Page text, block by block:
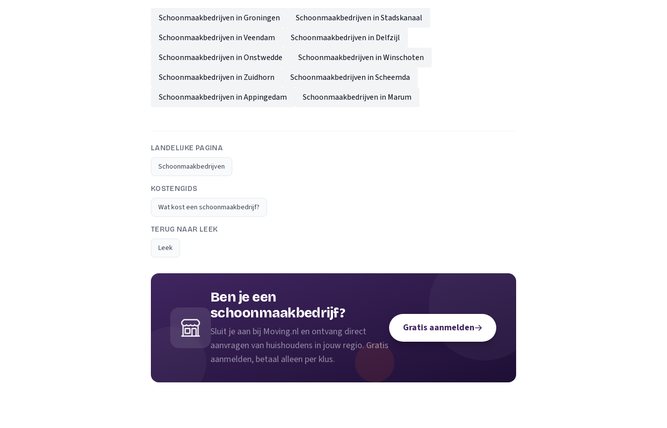
Schoonmaakbedrijven in Groningen
Schoonmaakbedrijven in Stadskanaal
Schoonmaakbedrijven in Veendam
Schoonmaakbedrijven in Delfzijl
Schoonmaakbedrijven in Onstwedde
Schoonmaakbedrijven in Winschoten
Schoonmaakbedrijven in Zuidhorn
Schoonmaakbedrijven in Scheemda
Schoonmaakbedrijven in Appingedam
Schoonmaakbedrijven in Marum
LANDELIJKE PAGINA
Schoonmaakbedrijven
KOSTENGIDS
Wat kost een schoonmaakbedrijf?
TERUG NAAR LEEK
Leek
Ben je een
schoonmaakbedrijf?
Sluit je aan bij Moving.nl en ontvang direct
aanvragen van huishoudens in jouw regio. Gratis
aanmelden, betaal alleen per klus.
Gratis aanmelden